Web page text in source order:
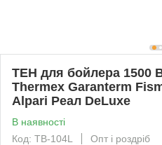
ТЕН для бойлера 1500
Thermex Garanterm
Alpari Реал DeLuxe
В наявності
Код: TB-104L
Опт і роздріб